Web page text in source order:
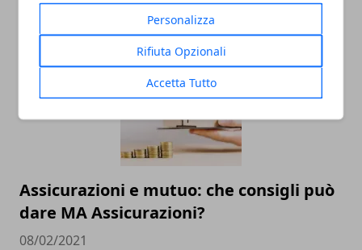
Personalizza
Rifiuta Opzionali
Accetta Tutto
Assicurazioni e mutuo: che consigli può
dare MA Assicurazioni?
08/02/2021